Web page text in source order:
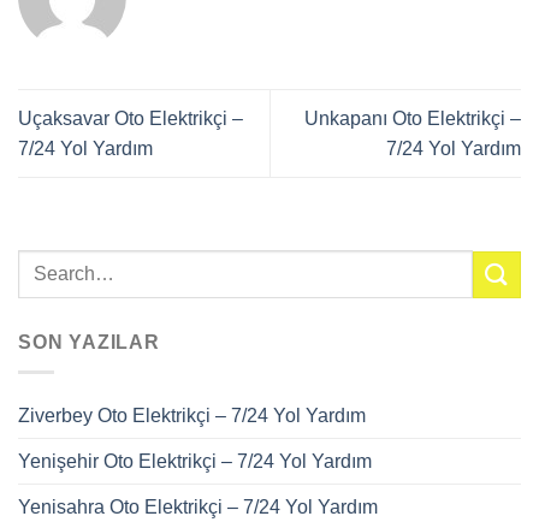
Uçaksavar Oto Elektrikçi –
7/24 Yol Yardım
Unkapanı Oto Elektrikçi –
7/24 Yol Yardım
SON YAZILAR
Ziverbey Oto Elektrikçi – 7/24 Yol Yardım
Yenişehir Oto Elektrikçi – 7/24 Yol Yardım
Yenisahra Oto Elektrikçi – 7/24 Yol Yardım